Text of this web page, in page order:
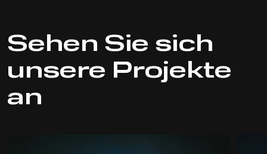
Sehen Sie sich
unsere Projekte
an